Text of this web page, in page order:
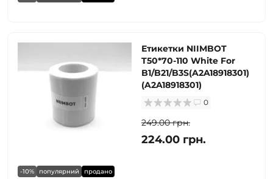
-10% популярний продано
Етикетки NIIMBOT
T50*70-110 White For
B1/B21/B3S(A2A18918301)
(A2A18918301)
0
249.00 грн.
224.00 грн.